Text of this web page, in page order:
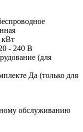
кВт
- 240 В
(для
Да (только для
обслуживанию